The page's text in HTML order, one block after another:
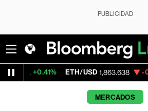
PUBLICIDAD
ETH/USD 1,863.638 -0.97% Visa
MERCADOS